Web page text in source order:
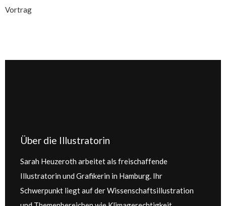
Vortrag
Über die Illustratorin
Sarah Heuzeroth arbeitet als freischaffende
Illustratorin und Grafikerin in Hamburg. Ihr
Schwerpunkt liegt auf der Wissenschaftsillustration